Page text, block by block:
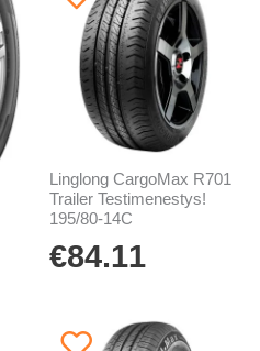
Linglong CargoMax R701
Trailer Testimenestys!
195/80-14C
€84.11